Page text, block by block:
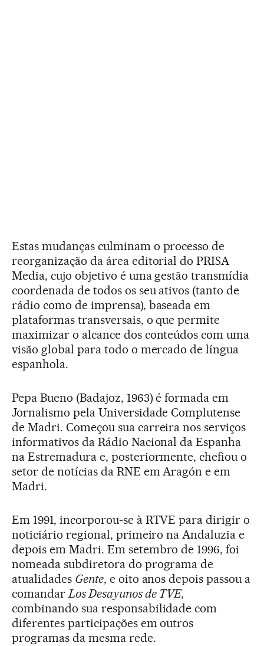
Estas mudanças culminam o processo de
reorganização da área editorial do PRISA
Media, cujo objetivo é uma gestão transmídia
coordenada de todos os seu ativos (tanto de
rádio como de imprensa), baseada em
plataformas transversais, o que permite
maximizar o alcance dos conteúdos com uma
visão global para todo o mercado de língua
espanhola.
Pepa Bueno (Badajoz, 1963) é formada em
Jornalismo pela Universidade Complutense
de Madri. Começou sua carreira nos serviços
informativos da Rádio Nacional da Espanha
na Estremadura e, posteriormente, chefiou o
setor de notícias da RNE em Aragón e em
Madri.
Em 1991, incorporou-se à RTVE para dirigir o
noticiário regional, primeiro na Andaluzia e
depois em Madri. Em setembro de 1996, foi
nomeada subdiretora do programa de
atualidades Gente, e oito anos depois passou a
comandarLos Desayunos de TVE,
combinando sua responsabilidade com
diferentes participações em outros
programas da mesma rede.